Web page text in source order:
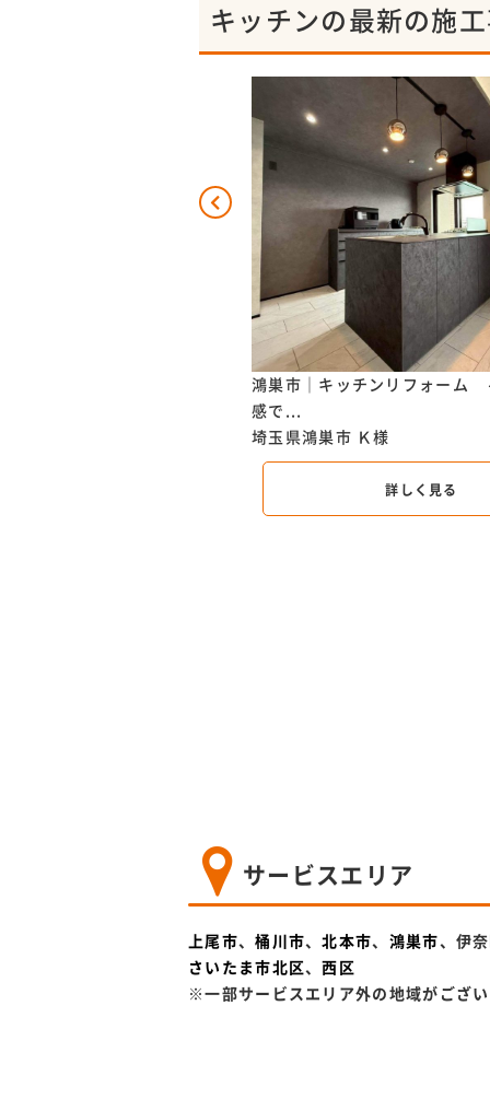
キッチンの最新の施
鴻巣市｜キッチンリフォーム
感で...
埼玉県鴻巣市 Ｋ様
詳しく見る
サービスエリア
上尾市、桶川市、北本市、 鴻巣市、伊
さいたま市北区、西区
※一部サービスエリア外の地域がござ